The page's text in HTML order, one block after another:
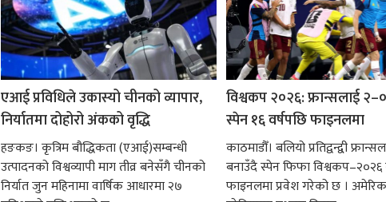
एआई प्रविधिले उकास्यो चीनको व्यापार,
निर्यातमा दोहोरो अंकको वृद्धि
हङकङ। कृत्रिम बौद्धिकता (एआई)सम्बन्धी
उत्पादनको विश्वव्यापी माग तीव्र बनेसँगै चीनको
निर्यात जुन महिनामा वार्षिक आधारमा २७
विश्वकप २०२६: फ्रान्सलाई
स्पेन १६ वर्षपछि फाइनलमा
काठमाडौँ। बलियो प्रतिद्वन्द्वी
बनाउँदै स्पेन फिफा
फाइनलमा प्रवेश गरेको छ ।